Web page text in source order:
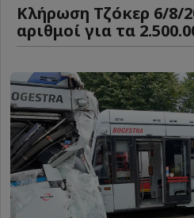
Κλήρωση Τζόκερ 6/8/
αριθμοί για τα